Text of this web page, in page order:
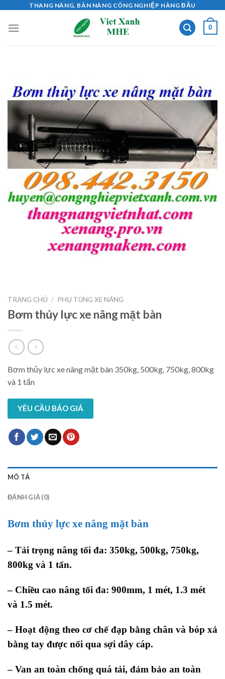
content
THANG NÂNG, BÀN NÂNG CÔNG NGHIỆP HÀNG ĐẦU
0
TRANG CHỦ / PHỤ TÙNG XE NÂNG
Bơm thủy lực xe nâng mặt bàn
Bơm thủy lực xe nâng mặt bàn 350kg, 500kg, 750kg, 800kg
và 1 tấn
YÊU CẦU BÁO GIÁ
MÔ TẢ
ĐÁNH GIÁ (0)
Bơm thủy lực xe nâng mặt bàn
– Tải trọng nâng tối đa: 350kg, 500kg, 750kg,
800kg và 1 tấn.
– Chiều cao nâng tối đa: 900mm, 1 mét, 1.3 mét
và 1.5 mét.
– Hoạt động theo cơ chế đạp bằng chân và bóp xả
bằng tay được nối qua sợi dây cáp.
– Van an toàn chống quá tải, đảm bảo an toàn